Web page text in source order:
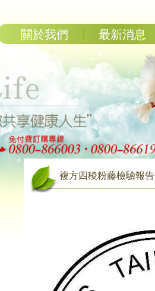
關於我們 最新消息
複方四稜粉藤檢驗報告